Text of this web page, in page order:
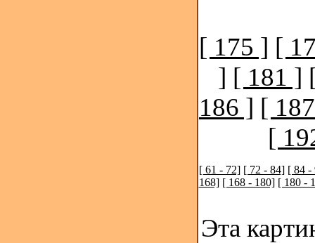
[ 175 ] [
] [ 181 ]
186 ] [
[
[ 61 - 72] [ 72 - 84] [ 84 -
168] [ 168 - 180] [ 180 -
Эта